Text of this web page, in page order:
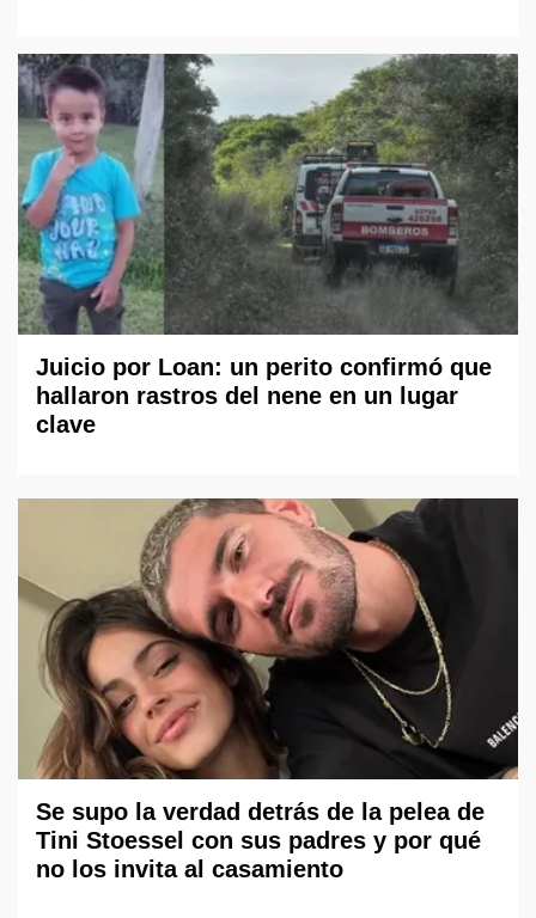
Juicio por Loan: un perito confirmó que
hallaron rastros del nene en un lugar
clave
Se supo la verdad detrás de la pelea de
Tini Stoessel con sus padres y por qué
no los invita al casamiento